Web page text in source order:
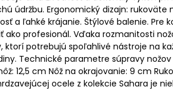
údržbu. Ergonomický dizajn:
a ľahké krájanie. Štýlové balenie. Pre
profesionál. Vďaka rozmanitosti
potrebujú spoľahlivé nástroje na
Technické parametre súpravy
12,5 cm Nôž na okrajovanie: 9 cm
ocele z kolekcie Sahara